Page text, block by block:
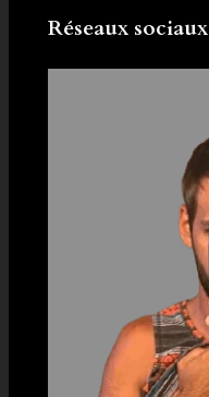
Réseaux sociaux